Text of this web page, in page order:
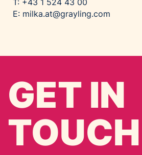
T: +43 1 524 43 00
E: milka.at@grayling.com
GET IN
TOUCH